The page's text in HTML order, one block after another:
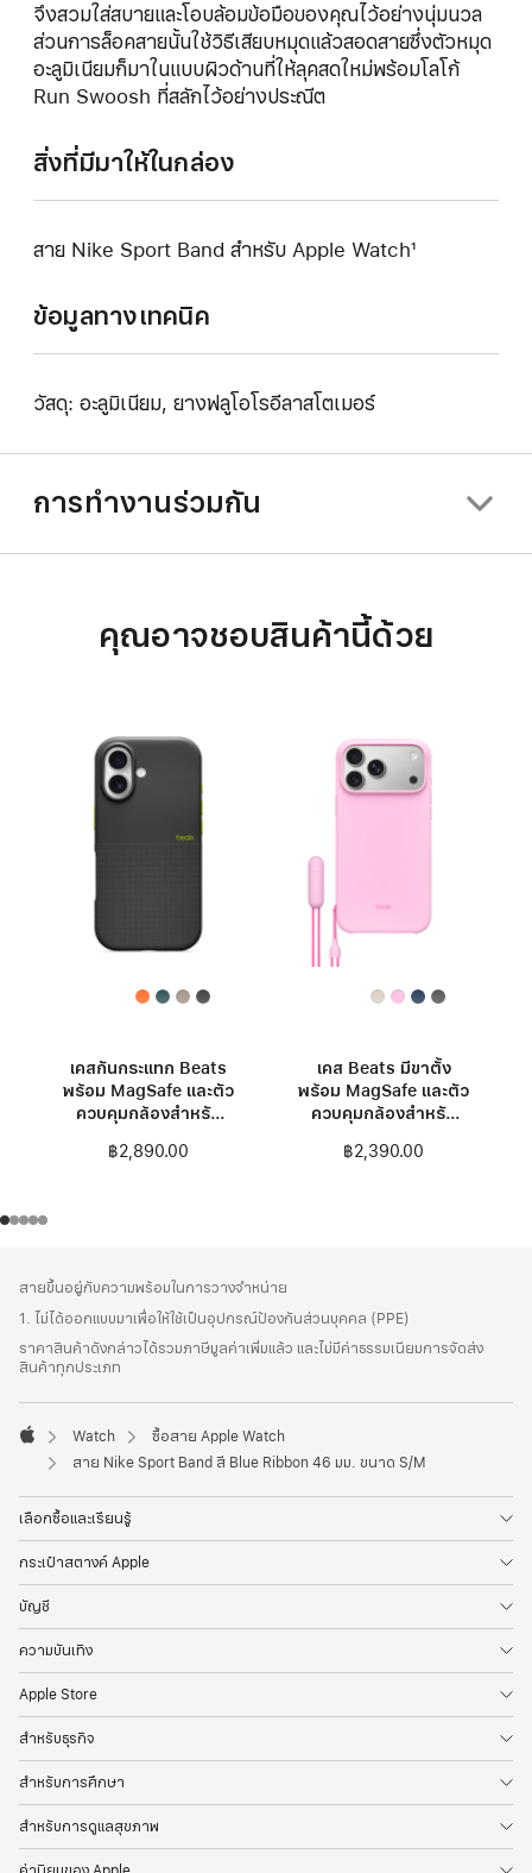
จึงสวมใส่สบายและโอบล้อมข้อมือของคุณไว้อย่างนุ่มนวล
ส่วนการล็อคสายนั้นใช้วิธีเสียบหมุดแล้วสอดสายซึ่งตัวหมุด
อะลูมิเนียมก็มาในแบบผิวด้านที่ให้ลุคสดใหม่พร้อมโลโก้
Run Swoosh ที่สลักไว้อย่างประณีต
สิ่งที่มีมาให้ในกล่อง
สาย Nike Sport Band สำหรับ Apple Watch¹
ข้อมูลทางเทคนิค
วัสดุ: อะลูมิเนียม, ยางฟลูโอโรอีลาสโตเมอร์
การทำงานร่วมกัน
คุณอาจชอบสินค้านี้ด้วย
เคสกันกระแทก Beats
พร้อม MagSafe และตัว
ควบคุมกล้องสำหรับ
เวอเรสต์แบล็ค
฿2,890.00
เคส Beats มีขาตั้ง
พร้อม MagSafe และตัว
ควบคุมกล้องสำหรับ
สีชมพูเพบเบิลพิงค์
฿2,390.00
ส่วน
ท้าย
กระดาษ
เชิงอรรถ
สายขึ้นอยู่กับความพร้อมในการวางจำหน่าย
1. ไม่ได้ออกแบบมาเพื่อให้ใช้เป็นอุปกรณ์ป้องกันส่วนบุคคล (PPE)
ราคาสินค้าดังกล่าวได้รวมภาษีมูลค่าเพิ่มแล้ว และไม่มีค่าธรรมเนียมการจัดส่ง
สินค้าทุกประเภท
Apple
Watch
ซื้อสาย Apple Watch
สาย Nike Sport Band สี Blue Ribbon 46 มม. ขนาด S/M
เลือกซื้อและเรียนรู้
กระเป๋าสตางค์ Apple
บัญชี
ความบันเทิง
Apple Store
สำหรับธุรกิจ
สำหรับการศึกษา
สำหรับการดูแลสุขภาพ